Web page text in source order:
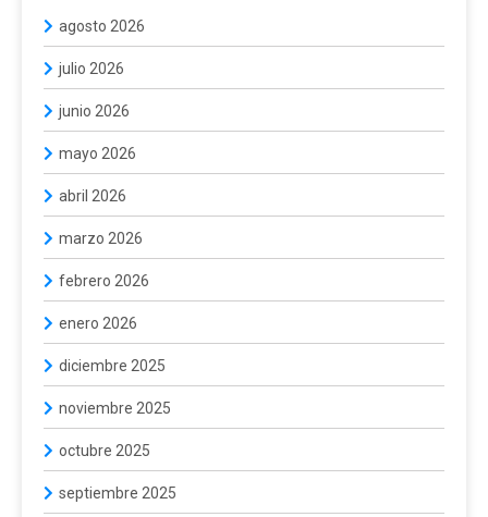
agosto 2026
julio 2026
junio 2026
mayo 2026
abril 2026
marzo 2026
febrero 2026
enero 2026
diciembre 2025
noviembre 2025
octubre 2025
septiembre 2025